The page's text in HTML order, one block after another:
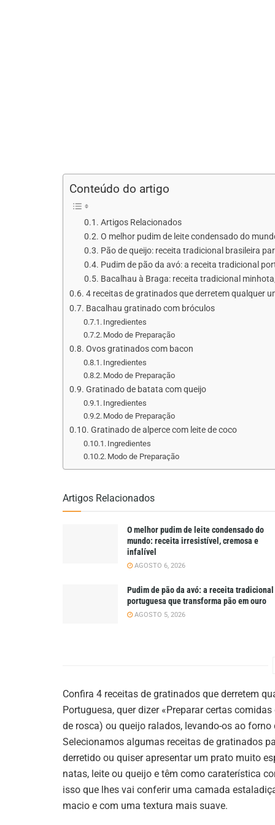
Conteúdo do artigo
Artigos Relacionados
O melhor pudim de leite condensado do
Pão de queijo: receita tradicional brasileira
Pudim de pão da avó: a receita tradicional
Bacalhau à Braga: receita tradicional
4 receitas de gratinados que derretem qualquer
Bacalhau gratinado com bróculos
Ingredientes
Modo de Preparação
Ovos gratinados com bacon
Ingredientes
Modo de Preparação
Gratinado de batata com queijo
Ingredientes
Modo de Preparação
Gratinado de alperce com leite de coco
Ingredientes
Modo de Preparação
Artigos Relacionados
O melhor pudim de leite condensado do
mundo: receita irresistível, cremosa e
infalível
AGOSTO 6, 2026
Pudim de pão da avó: a receita tradicional
portuguesa que transforma pão em ouro
AGOSTO 5, 2026
Confira 4 receitas de gratinados que derretem
Portuguesa, quer dizer «Preparar certas
de rosca) ou queijo ralados, levando-os ao
Selecionamos algumas receitas de gratinados
derretido ou quiser apresentar um prato muito
natas, leite ou queijo e têm como caraterística
isso que lhes vai conferir uma camada
macio e com uma textura mais suave.